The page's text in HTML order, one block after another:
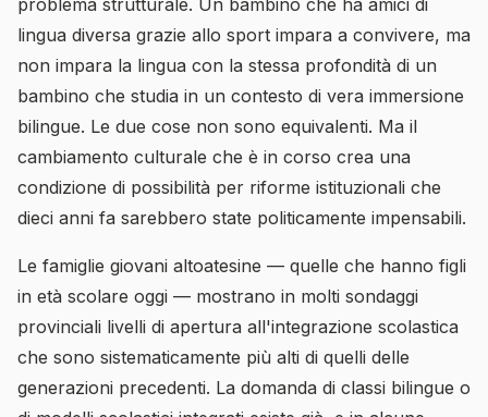
problema strutturale. Un bambino che ha amici di
lingua diversa grazie allo sport impara a convivere, ma
non impara la lingua con la stessa profondità di un
bambino che studia in un contesto di vera immersione
bilingue. Le due cose non sono equivalenti. Ma il
cambiamento culturale che è in corso crea una
condizione di possibilità per riforme istituzionali che
dieci anni fa sarebbero state politicamente impensabili.
Le famiglie giovani altoatesine — quelle che hanno figli
in età scolare oggi — mostrano in molti sondaggi
provinciali livelli di apertura all'integrazione scolastica
che sono sistematicamente più alti di quelli delle
generazioni precedenti. La domanda di classi bilingue o